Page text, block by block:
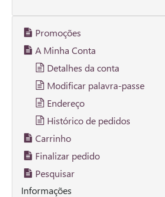
Promoções
A Minha Conta
Detalhes da conta
Modificar palavra-passe
Endereço
Histórico de pedidos
Carrinho
Finalizar pedido
Pesquisar
Informações